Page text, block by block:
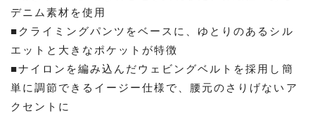
デニム素材を使用
■クライミングパンツをベースに、ゆとりのあるシル
エットと大きなポケットが特徴
■ナイロンを編み込んだウェビングベルトを採用し簡
単に調節できるイージー仕様で、腰元のさりげないア
クセントに